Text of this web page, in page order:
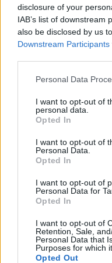
disclosure of your
IAB’s list of downstream
also be disclosed by us
Downstream Participants
Please note that this
not limited to your visit
grant or deny consent to
use your data for below
consent section.
Personal Data
I want to opt-out of
personal data.
Opted In
I want to opt-out of
Personal Data.
Opted In
I want to opt-out of
Personal Data for
Opted In
I want to opt-out of
Retention, Sale,
Personal Data that
Purposes for which
Opted Out
Τηλεθέαση 30/6:
που κέρδισε το
Η Σταματίνα Τσιμτσιλή
πρωτιά στη ζώνη τους,